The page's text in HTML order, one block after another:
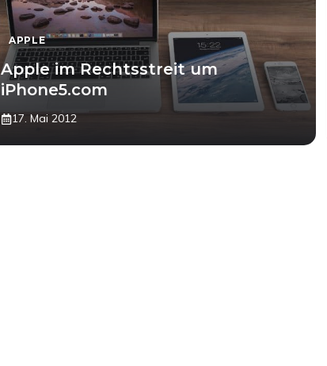
APPLE
Apple im Rechtsstreit um
iPhone5.com
17. Mai 2012